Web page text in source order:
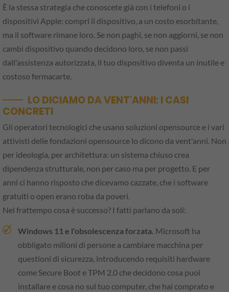
È la stessa strategia che conoscete già con i telefoni o i
dispositivi Apple: compri il dispositivo, a un costo esorbitante,
ma il software rimane loro. Se non paghi, se non aggiorni, se non
cambi dispositivo quando decidono loro, se non passi
dall'assistenza autorizzata, il tuo dispositivo diventa un inutile e
costoso fermacarte.
LO DICIAMO DA VENT'ANNI: I CASI
CONCRETI
Gli operatori tecnologici che usano soluzioni opensource e i vari
attivisti delle fondazioni opensource lo dicono da vent'anni. Non
per ideologia, per architettura: un sistema chiuso crea
dipendenza strutturale, non per caso ma per progetto. E per
anni ci hanno risposto che dicevamo cazzate, che i software
gratuiti o open erano roba da poveri.
Nel frattempo cosa è successo? I fatti parlano da soli:
Windows 11 e l'obsolescenza forzata. Microsoft ha
obbligato milioni di persone a cambiare macchina per
questioni di sicurezza, introducendo requisiti hardware
come Secure Boot e TPM 2.0 che decidono cosa puoi
installare e cosa no sul tuo computer, che hai comprato e